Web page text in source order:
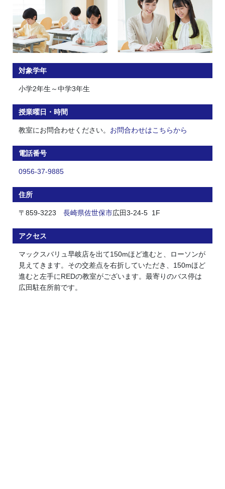
対象学年
小学2年生～中学3年生
授業曜日・時間
教室にお問合わせください。 お問合わせはこちらから
電話番号
0956-37-9885
住所
〒859-3223 長崎県佐世保市広田3-24-5 1F
アクセス
マックスバリュ早岐店を出て150mほど進むと、ローソンが
見えてきます。その交差点を右折していただき、150mほど
進むと左手にREDの教室がございます。最寄りのバス停は
広田駐在所前です。